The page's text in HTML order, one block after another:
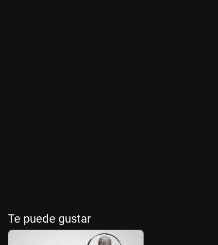
Te puede gustar